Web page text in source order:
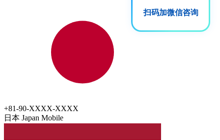
+81-90-XXXX-XXXX
日本 Japan Mobile
扫码加微信咨询